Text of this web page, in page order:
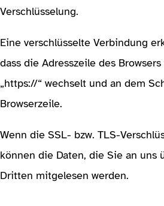
Verschlüsselung.
Eine verschlüsselte Verbindung
dass die Adresszeile des
„https://“ wechselt und an dem
Browserzeile.
Wenn die SSL- bzw. TLS-
können die Daten, die Sie an uns
Dritten mitgelesen werden.